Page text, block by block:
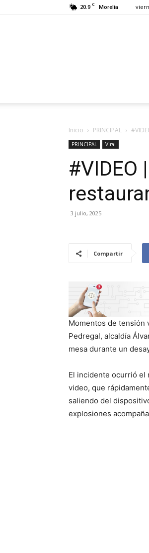
20.9 C Morelia
Inicio PRINCIPAL
PRINCIPAL Viral
#VIDEO
3 julio, 2025
Compartir
Momentos de tensión
Pedregal, alcaldía
mesa durante un
El incidente ocurrió el
video, que
saliendo del
explosiones